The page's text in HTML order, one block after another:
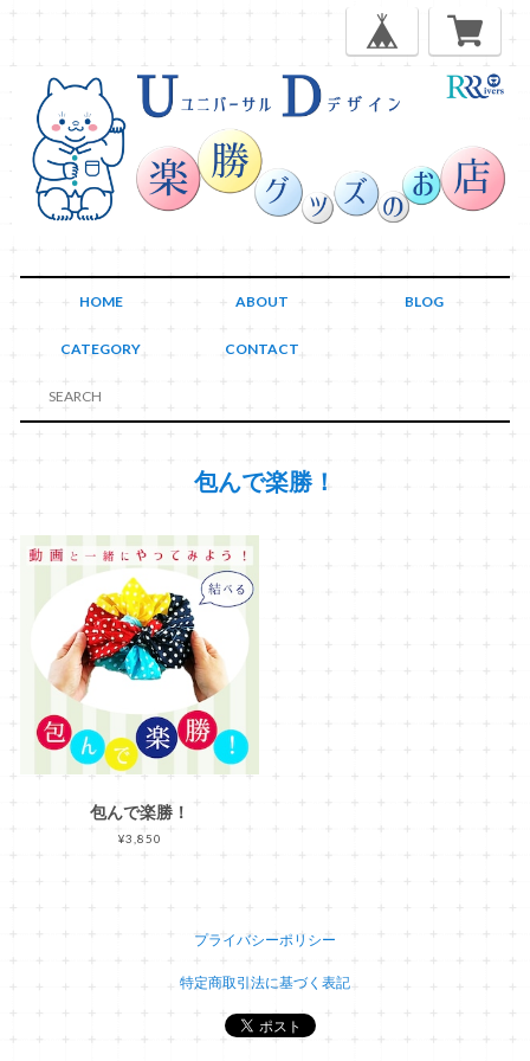
HOME ABOUT BLOG
CATEGORY CONTACT
包んで楽勝！
包んで楽勝！
¥3,850
プライバシーポリシー
特定商取引法に基づく表記